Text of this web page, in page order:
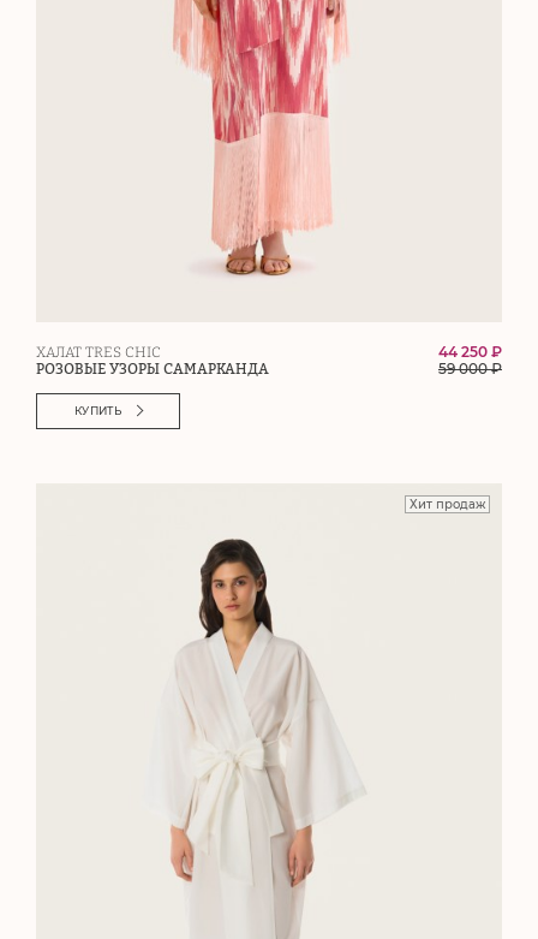
ХАЛАТ TRES CHIC
РОЗОВЫЕ УЗОРЫ САМАРКАНДА
44 250 ₽
59 000₽
КУПИТЬ
Хит продаж